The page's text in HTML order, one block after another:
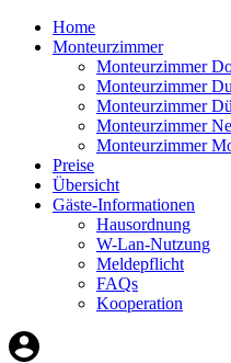
Home
Monteurzimmer
Monteurzimmer
Monteurzimmer
Monteurzimmer
Monteurzimmer
Monteurzimmer
Preise
Übersicht
Gäste-Informationen
Hausordnung
W-Lan-Nutzung
Meldepflicht
FAQs
Kooperation